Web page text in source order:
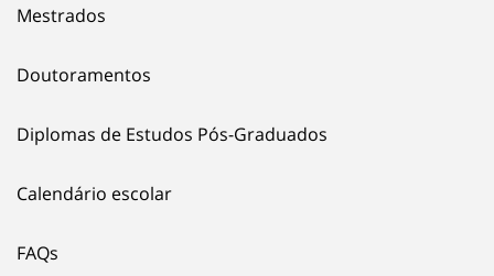
Mestrados
Doutoramentos
Diplomas de Estudos Pós-Graduados
Calendário escolar
FAQs